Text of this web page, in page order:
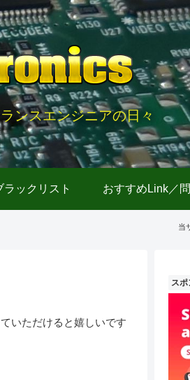
ンスエンジニアの日々
ックリスト おすすめLink／
当
いただけると嬉しいです
スポ